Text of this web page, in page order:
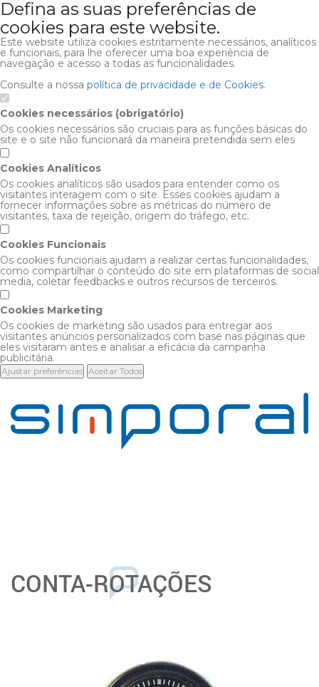
Defina as suas preferências de
cookies para este website.
Este website utiliza cookies estritamente necessários, analíticos
e funcionais, para lhe oferecer uma boa experiência de
navegação e acesso a todas as funcionalidades.
Consulte a nossa política de privacidade e de Cookies.
Cookies necessários (obrigatório)
Os cookies necessários são cruciais para as funções básicas do
site e o site não funcionará da maneira pretendida sem eles
Cookies Analíticos
Os cookies analíticos são usados para entender como os
visitantes interagem com o site. Esses cookies ajudam a
fornecer informações sobre as métricas do número de
visitantes, taxa de rejeição, origem do tráfego, etc.
Cookies Funcionais
Os cookies funcionais ajudam a realizar certas funcionalidades,
como compartilhar o conteúdo do site em plataformas de social
media, coletar feedbacks e outros recursos de terceiros.
Cookies Marketing
Os cookies de marketing são usados para entregar aos
visitantes anúncios personalizados com base nas páginas que
eles visitaram antes e analisar a eficácia da campanha
publicitária.
Ajustar preferências Aceitar Todos
CONTA-ROTAÇÕES